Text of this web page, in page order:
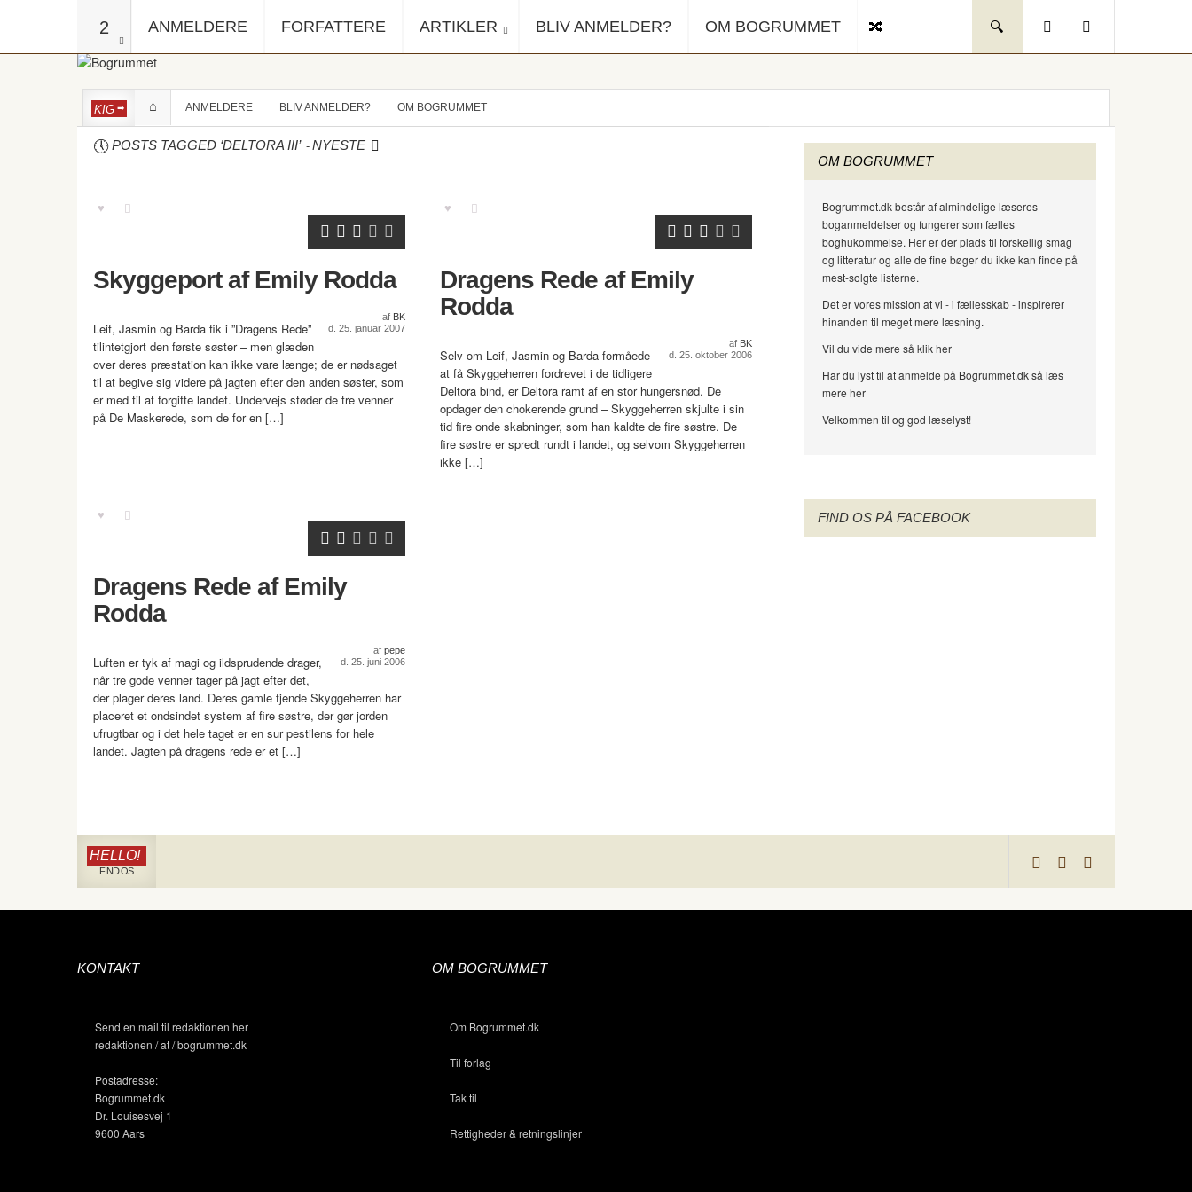
2 ANMELDERE FORFATTERE ARTIKLER BLIV ANMELDER? OM BOGRUMMET
KIG ANMELDERE BLIV ANMELDER? OM BOGRUMMET
POSTS TAGGED ‘DELTORA III’ -NYESTE
Skyggeport af Emily Rodda
af BK
d. 25. januar 2007
Leif, Jasmin og Barda fik i ”Dragens Rede”
tilintetgjort den første søster – men glæden
over deres præstation kan ikke vare længe; de er nødsaget
til at begive sig videre på jagten efter den anden søster, som
er med til at forgifte landet. Undervejs støder de tre venner
på De Maskerede, som de for en […]
Dragens Rede af Emily
Rodda
af BK
d. 25. oktober 2006
Selv om Leif, Jasmin og Barda formåede
at få Skyggeherren fordrevet i de tidligere
Deltora bind, er Deltora ramt af en stor hungersnød. De
opdager den chokerende grund – Skyggeherren skjulte i sin
tid fire onde skabninger, som han kaldte de fire søstre. De
fire søstre er spredt rundt i landet, og selvom Skyggeherren
ikke […]
Dragens Rede af Emily
Rodda
af pepe
d. 25. juni 2006
Luften er tyk af magi og ildsprudende drager,
når tre gode venner tager på jagt efter det,
der plager deres land. Deres gamle fjende Skyggeherren har
placeret et ondsindet system af fire søstre, der gør jorden
ufrugtbar og i det hele taget er en sur pestilens for hele
landet. Jagten på dragens rede er et […]
OM BOGRUMMET
Bogrummet.dk består af almindelige læseres
boganmeldelser og fungerer som fælles
boghukommelse. Her er der plads til forskellig smag
og litteratur og alle de fine bøger du ikke kan finde på
mest-solgte listerne.
Det er vores mission at vi - i fællesskab - inspirerer
hinanden til meget mere læsning.
Vil du vide mere så klik her
Har du lyst til at anmelde på Bogrummet.dk så læs
mere her
Velkommen til og god læselyst!
FIND OS PÅ FACEBOOK
HELLO!
FIND OS
KONTAKT
Send en mail til redaktionen her
redaktionen / at / bogrummet.dk
Postadresse:
Bogrummet.dk
Dr. Louisesvej 1
9600 Aars
OM BOGRUMMET
Om Bogrummet.dk
Til forlag
Tak til
Rettigheder & retningslinjer